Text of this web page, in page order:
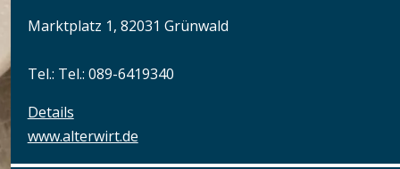
Marktplatz 1, 82031 Grünwald
Tel.: Tel.: 089-6419340
Details
www.alterwirt.de